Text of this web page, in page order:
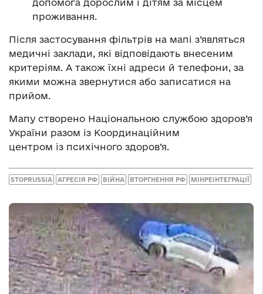
допомога дорослим і дітям за місцем
проживання.
Після застосування фільтрів на мапі з’являться
медичні заклади, які відповідають внесеним
критеріям. А також їхні адреси й телефони, за
якими можна звернутися або записатися на
прийом.
Мапу створено Національною службою здоров’я
України разом із Координаційним
центром із психічного здоров’я.
STOPRUSSIA АГРЕСІЯ РФ ВІЙНА ВТОРГНЕННЯ РФ МІНРЕІНТЕГРАЦІЇ